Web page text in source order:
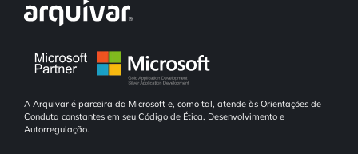
A Arquivar é parceira da Microsoft e, como tal, atende às Orientações de
Conduta constantes em seu Código de Ética, Desenvolvimento e
Autorregulação.